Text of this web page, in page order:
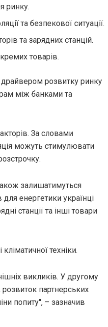
ринку.
та безпекової ситуації.
та зарядних станцій.
товарів.
розвитку ринку
між банками та
За словами
можуть стимулювати
залишатимуться
енергетики українці
станції та інші товари
техніки.
викликів. У другому
розвиток партнерських
попиту'', – зазначив